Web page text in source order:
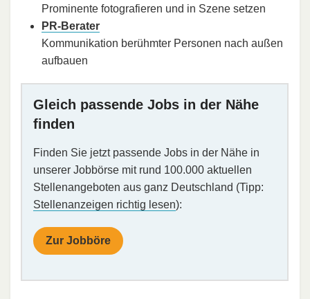
Prominente fotografieren und in Szene setzen
PR-Berater
Kommunikation berühmter Personen nach außen
aufbauen
Gleich passende Jobs in der Nähe
finden
Finden Sie jetzt passende Jobs in der Nähe in
unserer Jobbörse mit rund 100.000 aktuellen
Stellenangeboten aus ganz Deutschland (Tipp:
Stellenanzeigen richtig lesen):
Zur Jobböre